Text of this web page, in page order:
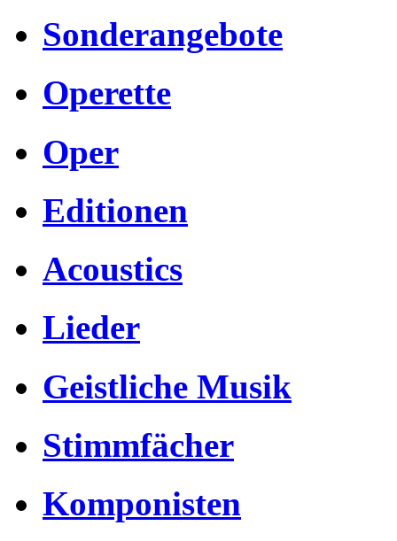
Sonderangebote
Operette
Oper
Editionen
Acoustics
Lieder
Geistliche Musik
Stimmfächer
Komponisten